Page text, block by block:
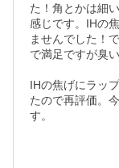
た！角とかは細
感じです。IHの
ませんでした！
で満足ですが臭
IHの焦げにラッ
たので再評価。
す。